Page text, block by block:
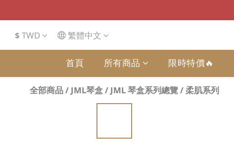
$ TWD 繁體中文
首頁 所有商品 限時特價🔥
全部商品/ JML琴盒/ JML 琴盒系列總覽/柔肌系列